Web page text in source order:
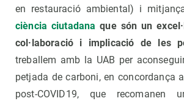
en restauració ambiental) i
ciència ciutadana que són un
col·laboració i implicació de les
treballem amb la UAB per
petjada de carboni, en concordança
post-COVID19, que recomanen